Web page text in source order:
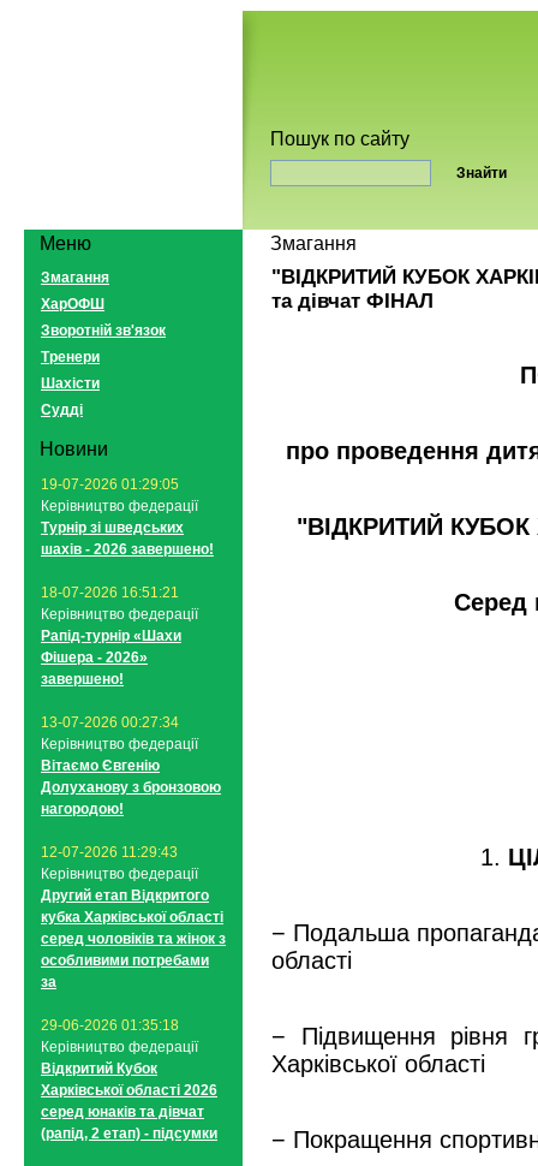
Пошук по сайту
Меню
Змагання
ХарОФШ
Зворотній зв'язок
Тренери
Шахісти
Судді
Новини
19-07-2026 01:29:05
Керівництво федерації
Турнір зі шведських
шахів - 2026 завершено!
18-07-2026 16:51:21
Керівництво федерації
Рапід-турнір «Шахи
Фішера - 2026»
завершено!
13-07-2026 00:27:34
Керівництво федерації
Вітаємо Євгенію
Долуханову з бронзовою
нагородою!
12-07-2026 11:29:43
Керівництво федерації
Другий етап Відкритого
кубка Харківської області
серед чоловіків та жінок з
особливими потребами
за
29-06-2026 01:35:18
Керівництво федерації
Відкритий Кубок
Харківської області 2026
серед юнаків та дівчат
(рапід, 2 етап) - підсумки
Змагання
"ВІДКРИТИЙ КУБОК
та дівчат ФІНАЛ
про проведення
"ВІДКРИТИЙ
Серед
1.
− Подальша пропаганда
області
− Підвищення рівня
Харківської області
− Покращення